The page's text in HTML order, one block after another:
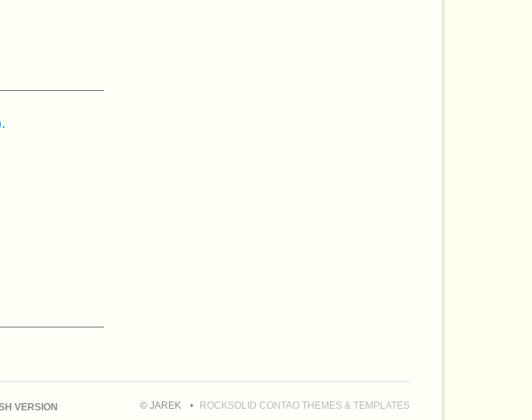
VERSION © JAREK ROCKSOLID CONTAO THEMES & TEMPLATES